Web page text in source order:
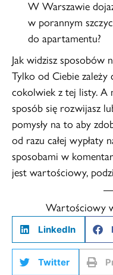
W Warszawie
w porannym
do apartamentu?
Jak widzisz sposobów
Tylko od Ciebie zależy
cokolwiek z tej listy. A
sposób się rozwijasz
pomysły na to aby
od razu całej wypłaty
sposobami w
jest wartościowy,
Wartościowy
LinkedIn
Twitter